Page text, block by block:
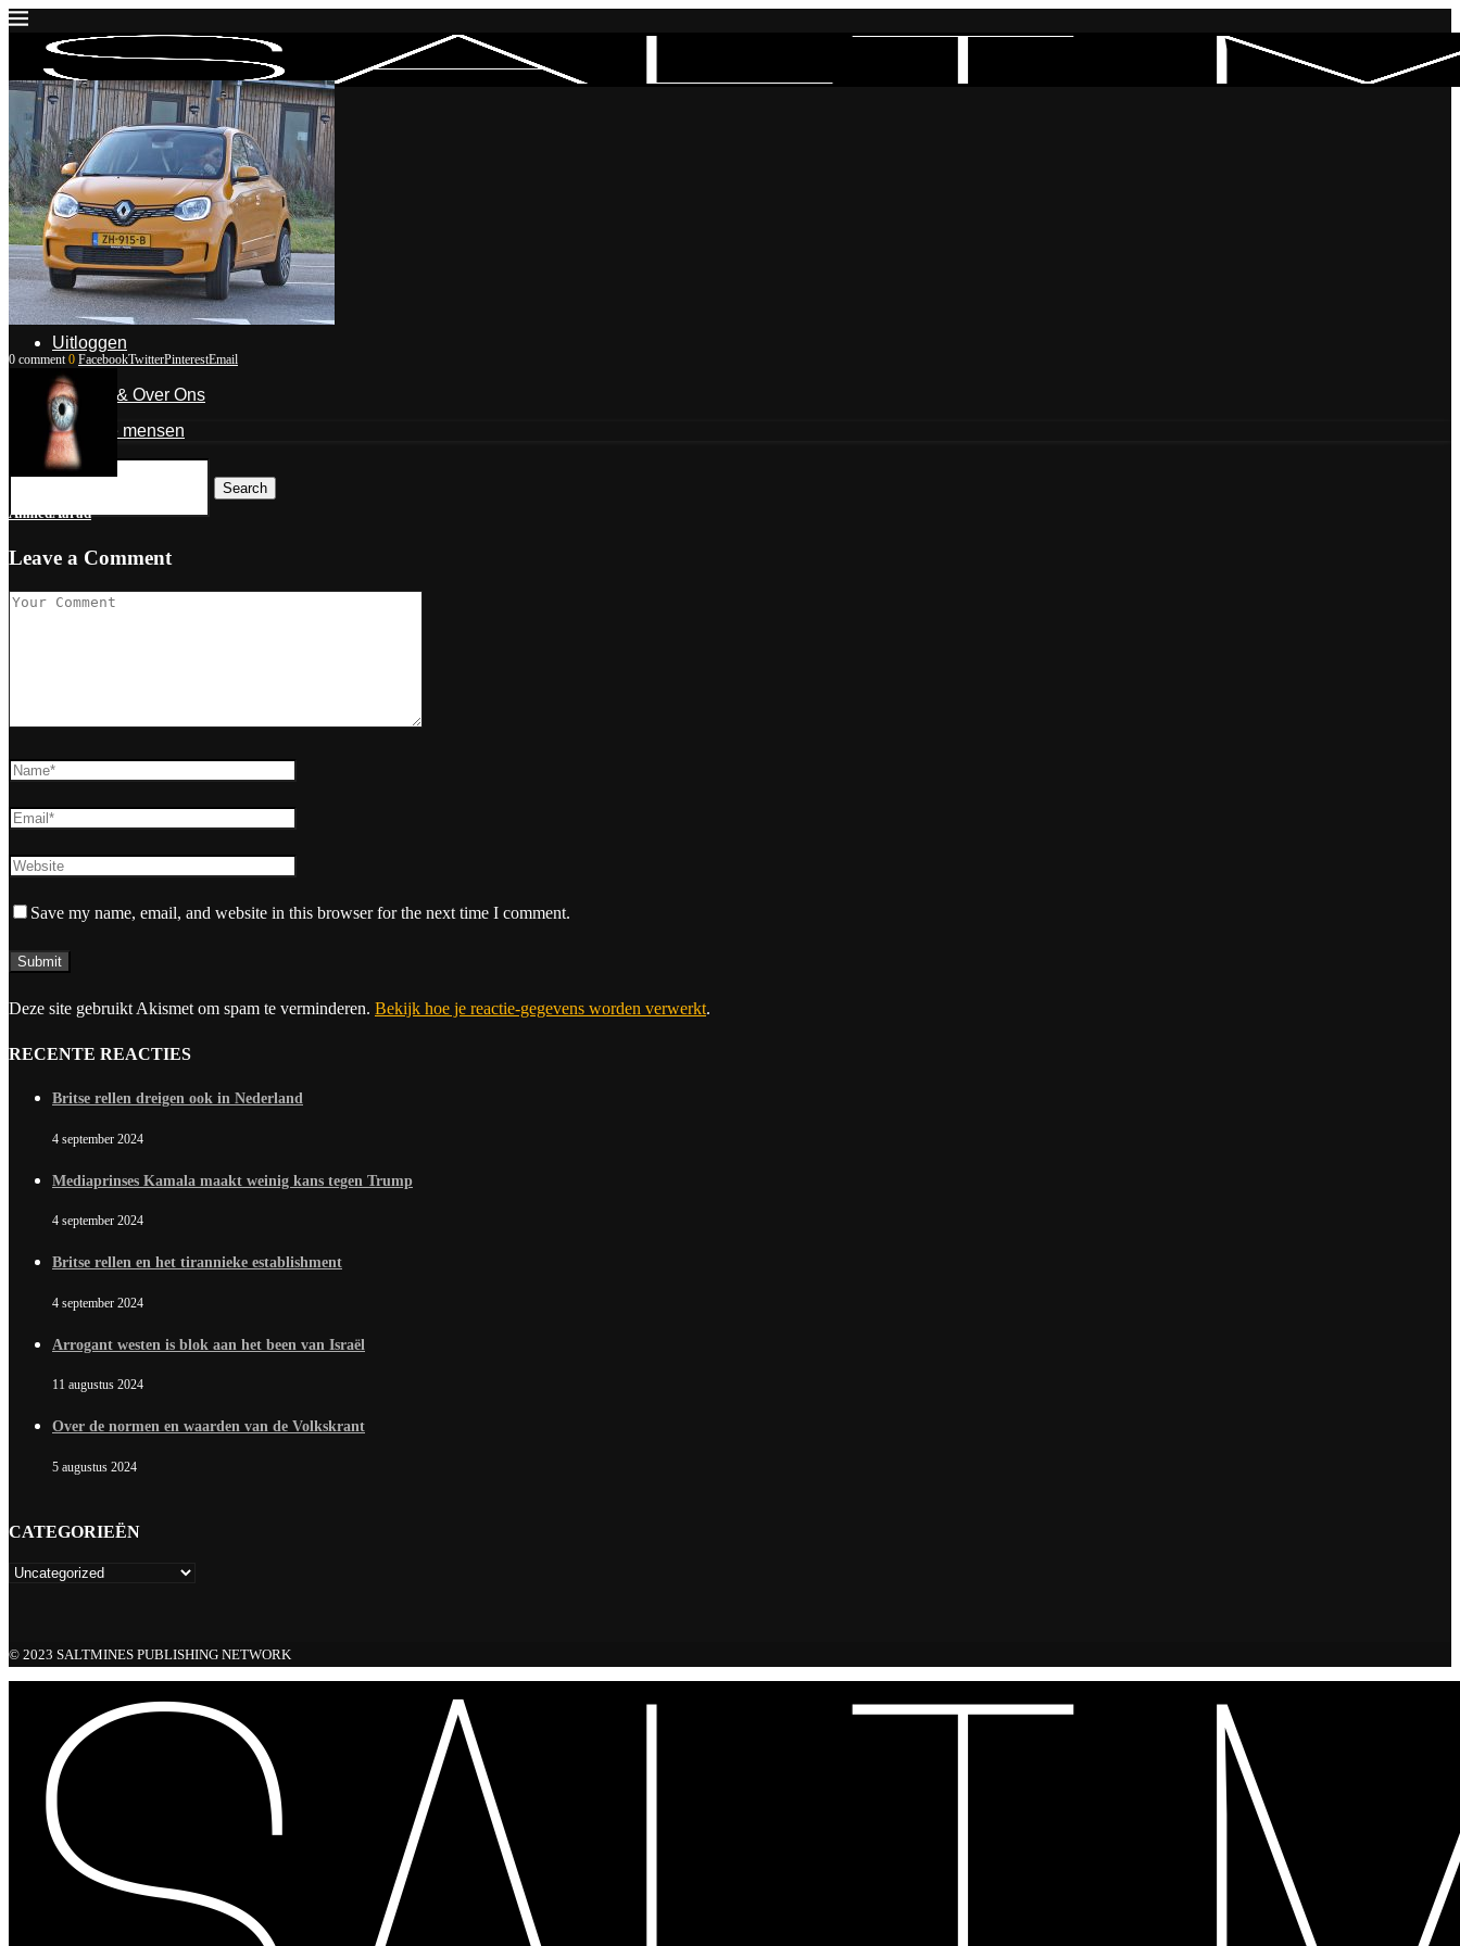
Inloggen
Mijn account
Mijn blogposts
Blogpost indienen
Uitloggen
Contact & Over Ons
De mensen
Search
0 comment 0 FacebookTwitterPinterestEmail
AhmedAarad
Leave a Comment
Save my name, email, and website in this browser for the next time I comment.
Deze site gebruikt Akismet om spam te verminderen. Bekijk hoe je reactie-gegevens worden verwerkt.
RECENTE REACTIES
Britse rellen dreigen ook in Nederland
4 september 2024
Mediaprinses Kamala maakt weinig kans tegen Trump
4 september 2024
Britse rellen en het tirannieke establishment
4 september 2024
Arrogant westen is blok aan het been van Israël
11 augustus 2024
Over de normen en waarden van de Volkskrant
5 augustus 2024
CATEGORIEËN
© 2023 SALTMINES PUBLISHING NETWORK